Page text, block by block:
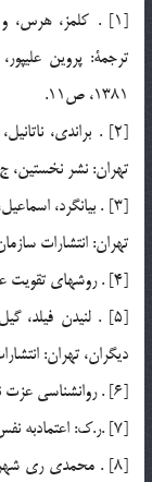
[1] . كلمز، هرس،
ترجمة: پروين
1381، ص11.
[2] . براندي،
تهران: نشر نخستين، ج2، 1380، ص24.
[3] . بيانگرد،
تهران: انتشارات سازمان
[4] . روشهاي تقويت عزت نفس در نوجوانان، ص 37.
[5] . لنيدن فيلد،
ديگران، تهران: انتشارات
[6] . روانشناسي عزت نفس، ص 149.
[7] .ر.ك: اعتمادبه نفس برتر، فصل 4، 5 و 6.
[8] . محمدي ري